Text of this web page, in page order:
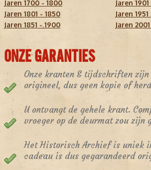
Jaren 1700 - 1800
Jaren 1801 - 1850
Jaren 1851 - 1900
Jaren
Jaren
Jaren
ONZE GARANTIES
Onze kranten & tijdschriften
origineel, dus geen kopie of
U ontvangt de gehele krant.
vroeger op de deurmat zou zijn
Het Historisch Archief is uniek
cadeau is dus gegarandeerd